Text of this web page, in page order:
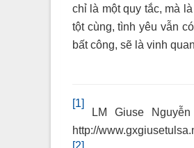
chỉ là một quy tắc, mà
tột cùng, tình yêu vẫn
bất công, sẽ là vinh
[1]
LM Giuse
http://
[2]